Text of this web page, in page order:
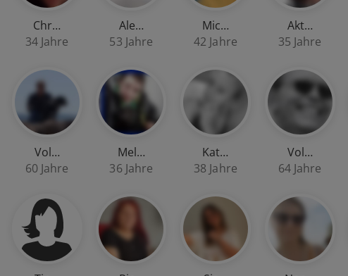
Chr…
34 Jahre
Ale…
53 Jahre
Mic…
42 Jahre
Akt…
35 Jahre
Vol…
60 Jahre
Mel…
36 Jahre
Kat…
38 Jahre
Vol…
64 Jahre